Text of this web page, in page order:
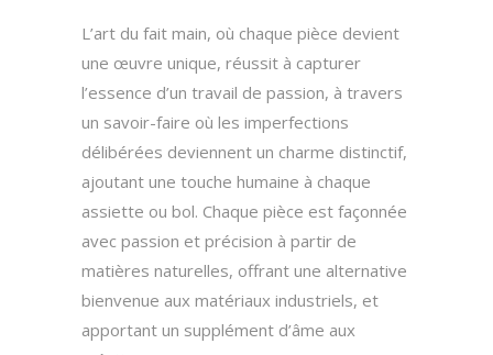
L’art du fait main, où chaque pièce devient
une œuvre unique, réussit à capturer
l’essence d’un travail de passion, à travers
un savoir-faire où les imperfections
délibérées deviennent un charme distinctif,
ajoutant une touche humaine à chaque
assiette ou bol. Chaque pièce est façonnée
avec passion et précision à partir de
matières naturelles, offrant une alternative
bienvenue aux matériaux industriels, et
apportant un supplément d’âme aux